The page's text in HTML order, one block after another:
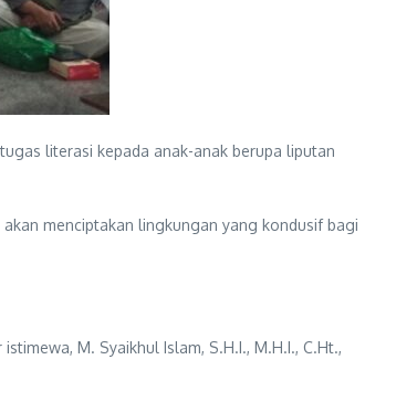
literasi kepada anak-anak berupa liputan
menciptakan lingkungan yang kondusif bagi
M. Syaikhul Islam, S.H.I., M.H.I., C.Ht.,